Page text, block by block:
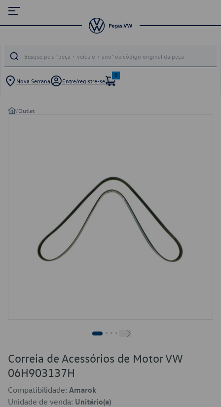
Nova Serrana Entre/registre-se
0
/Outlet
Correia de Acessórios de Motor VW
06H903137H
Compatibilidade: Amarok
Unidade de venda: Unitário(a)